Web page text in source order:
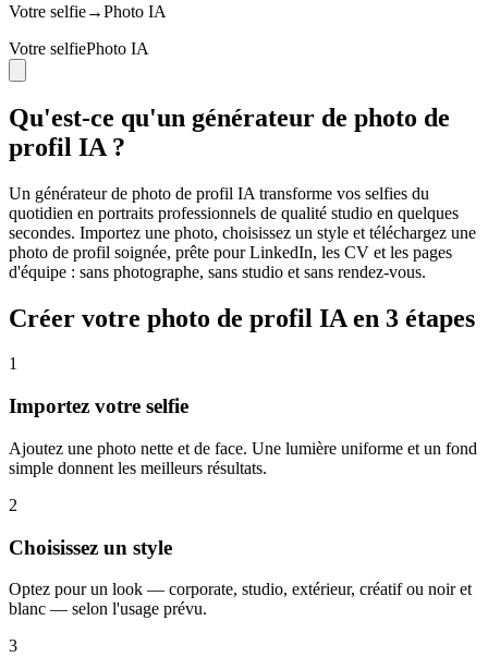
Votre selfie→Photo IA
Votre selfiePhoto IA
Qu'est-ce qu'un générateur de photo de
profil IA ?
Un générateur de photo de profil IA transforme vos selfies du
quotidien en portraits professionnels de qualité studio en quelques
secondes. Importez une photo, choisissez un style et téléchargez une
photo de profil soignée, prête pour LinkedIn, les CV et les pages
d'équipe : sans photographe, sans studio et sans rendez-vous.
Créer votre photo de profil IA en 3 étapes
1
Importez votre selfie
Ajoutez une photo nette et de face. Une lumière uniforme et un fond
simple donnent les meilleurs résultats.
2
Choisissez un style
Optez pour un look — corporate, studio, extérieur, créatif ou noir et
blanc — selon l'usage prévu.
3